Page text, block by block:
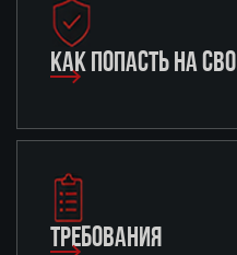
КАК ПОПАСТЬ НА СВО
ТРЕБОВАНИЯ